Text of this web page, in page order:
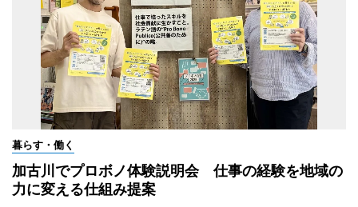
暮らす・働く
加古川でプロボノ体験説明会 仕事の経験を地域の
力に変える仕組み提案